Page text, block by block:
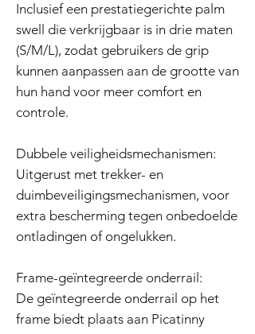
Inclusief een prestatiegerichte palm
swell die verkrijgbaar is in drie maten
(S/M/L), zodat gebruikers de grip
kunnen aanpassen aan de grootte van
hun hand voor meer comfort en
controle.
Dubbele veiligheidsmechanismen:
Uitgerust met trekker- en
duimbeveiligingsmechanismen, voor
extra bescherming tegen onbedoelde
ontladingen of ongelukken.
Frame-geïntegreerde onderrail:
De geïntegreerde onderrail op het
frame biedt plaats aan Picatinny